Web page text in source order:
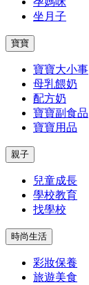
坐月子
寶寶
寶寶大小事
母乳餵奶
配方奶
寶寶副食品
寶寶用品
親子
兒童成長
學校教育
找學校
時尚生活
彩妝保養
旅遊美食